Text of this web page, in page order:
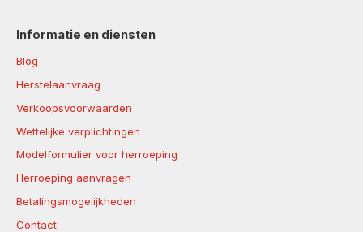
Informatie en diensten
Blog
Herstelaanvraag
Verkoopsvoorwaarden
Wettelijke verplichtingen
Modelformulier voor herroeping
Herroeping aanvragen
Betalingsmogelijkheden
Contact